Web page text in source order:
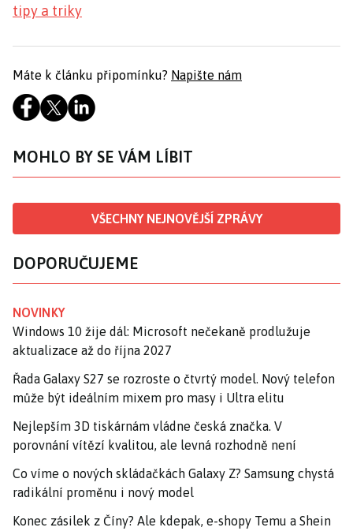
tipy a triky
Máte k článku připomínku? Napište nám
MOHLO BY SE VÁM LÍBIT
VŠECHNY NEJNOVĚJŠÍ ZPRÁVY
DOPORUČUJEME
NOVINKY
Windows 10 žije dál: Microsoft nečekaně prodlužuje
aktualizace až do října 2027
Řada Galaxy S27 se rozroste o čtvrtý model. Nový telefon
může být ideálním mixem pro masy i Ultra elitu
Nejlepším 3D tiskárnám vládne česká značka. V
porovnání vítězí kvalitou, ale levná rozhodně není
Co víme o nových skládačkách Galaxy Z? Samsung chystá
radikální proměnu i nový model
Konec zásilek z Číny? Ale kdepak, e-shopy Temu a Shein